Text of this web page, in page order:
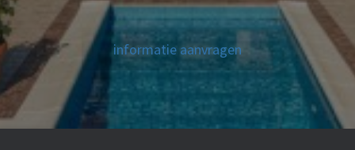
informatie aanvragen